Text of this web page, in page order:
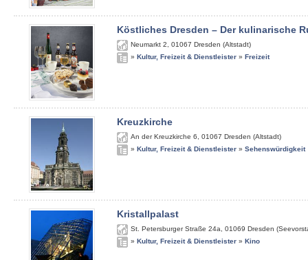
Köstliches Dresden – Der kulinarische
Neumarkt 2 01067 Dresden (Altstadt)
» Kultur, Freizeit & Dienstleister » Freizeit
Kreuzkirche
An der Kreuzkirche 6 01067 Dresden (Altstadt)
» Kultur, Freizeit & Dienstleister » Sehenswürdigkeit
Kristallpalast
St. Petersburger Straße 24a 01069 Dresden
» Kultur, Freizeit & Dienstleister » Kino